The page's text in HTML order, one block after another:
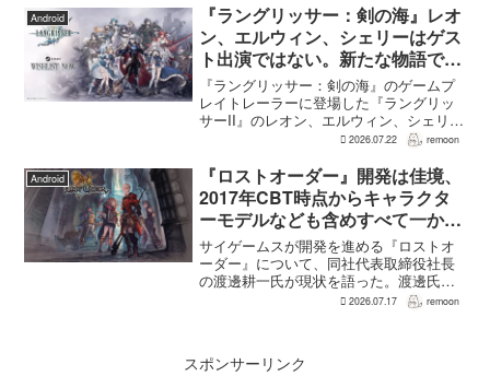
Android
『ラングリッサー：剣の海』レオ
ン、エルウィン、シェリーはゲス
ト出演ではない。新たな物語で重
要な役割を担う
『ラングリッサー：剣の海』のゲームプ
レイトレーラーに登場した『ラングリッ
サーII』のレオン、エルウィン、シェリー
は、単なるファンサービスやゲスト出演
を担う。ファミ通のメールインタビュー
で本作のプロデューサ...
2026.07.22 remoon
Android
『ロストオーダー』開発は佳境、
2017年CBT時点からキャラクタ
ーモデルなども含めすべて一から
作り直し
サイゲームスが開発を進める『ロストオ
ーダー』について、同社代表取締役社長
の渡邊耕一氏が現状を語った。渡邊氏に
よれば、開発はいままさに佳境を迎えて
2026.07.17 remoon
スポンサーリンク